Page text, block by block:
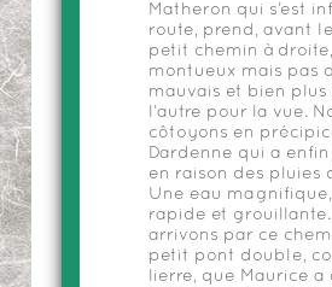
Matheron qui s’est
route, prend, avant
petit chemin à
montueux mais pas
mauvais et bien plus
l’autre pour la vue.
côtoyons en
Dardenne qui a enfin
en raison des pluies
Une eau
rapide et grouillante.
arrivons par ce
petit pont double,
lierre, que Maurice a